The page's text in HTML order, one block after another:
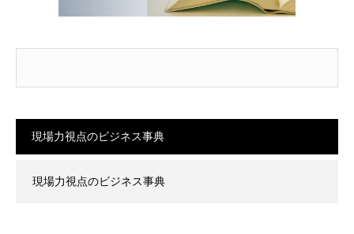
現場力視点のビジネス事典
現場力視点のビジネス事典